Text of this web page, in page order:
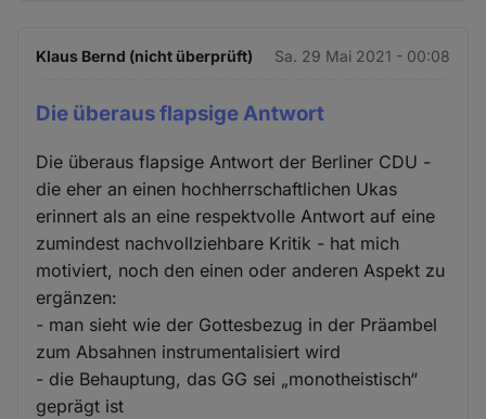
Klaus Bernd (nicht überprüft) Sa. 29 Mai 2021 - 00:08
Die überaus flapsige Antwort
Die überaus flapsige Antwort der Berliner CDU -
die eher an einen hochherrschaftlichen Ukas
erinnert als an eine respektvolle Antwort auf eine
zumindest nachvollziehbare Kritik - hat mich
motiviert, noch den einen oder anderen Aspekt zu
ergänzen:
- man sieht wie der Gottesbezug in der Präambel
zum Absahnen instrumentalisiert wird
- die Behauptung, das GG sei „monotheistisch“
geprägt ist